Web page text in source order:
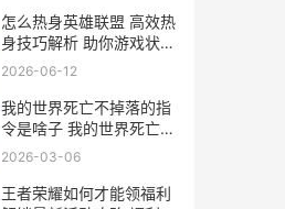
怎么热身英雄联盟 高效热
身技巧解析 助你游戏状态
全开
2026-06-12
我的世界死亡不掉落的指
令是啥子 我的世界死亡不
掉落的指令说明2026 我
法
2026-03-06
王者荣耀如何才能领福利